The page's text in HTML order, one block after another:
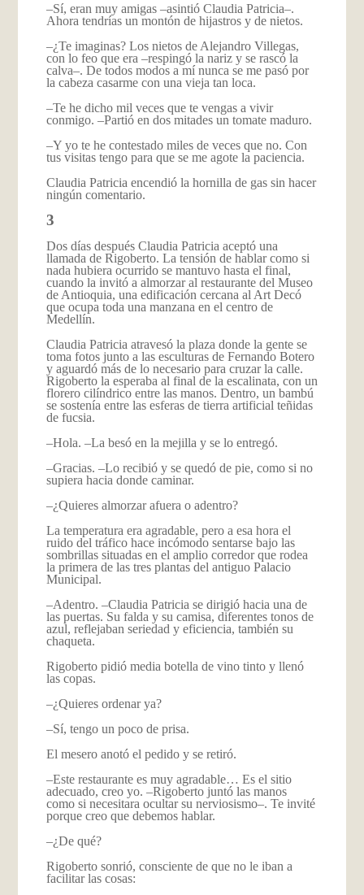
–Sí, eran muy amigas –asintió Claudia Patricia–.
Ahora tendrías un montón de hijastros y de nietos.
–¿Te imaginas? Los nietos de Alejandro Villegas,
con lo feo que era –respingó la nariz y se rascó la
calva–. De todos modos a mí nunca se me pasó por
la cabeza casarme con una vieja tan loca.
–Te he dicho mil veces que te vengas a vivir
conmigo. –Partió en dos mitades un tomate maduro.
–Y yo te he contestado miles de veces que no. Con
tus visitas tengo para que se me agote la paciencia.
Claudia Patricia encendió la hornilla de gas sin hacer
ningún comentario.
3
Dos días después Claudia Patricia aceptó una
llamada de Rigoberto. La tensión de hablar como si
nada hubiera ocurrido se mantuvo hasta el final,
cuando la invitó a almorzar al restaurante del Museo
de Antioquia, una edificación cercana al Art Decó
que ocupa toda una manzana en el centro de
Medellín.
Claudia Patricia atravesó la plaza donde la gente se
toma fotos junto a las esculturas de Fernando Botero
y aguardó más de lo necesario para cruzar la calle.
Rigoberto la esperaba al final de la escalinata, con un
florero cilíndrico entre las manos. Dentro, un bambú
se sostenía entre las esferas de tierra artificial teñidas
de fucsia.
–Hola. –La besó en la mejilla y se lo entregó.
–Gracias. –Lo recibió y se quedó de pie, como si no
supiera hacia donde caminar.
–¿Quieres almorzar afuera o adentro?
La temperatura era agradable, pero a esa hora el
ruido del tráfico hace incómodo sentarse bajo las
sombrillas situadas en el amplio corredor que rodea
la primera de las tres plantas del antiguo Palacio
Municipal.
–Adentro. –Claudia Patricia se dirigió hacia una de
las puertas. Su falda y su camisa, diferentes tonos de
azul, reflejaban seriedad y eficiencia, también su
chaqueta.
Rigoberto pidió media botella de vino tinto y llenó
las copas.
–¿Quieres ordenar ya?
–Sí, tengo un poco de prisa.
El mesero anotó el pedido y se retiró.
–Este restaurante es muy agradable… Es el sitio
adecuado, creo yo. –Rigoberto juntó las manos
como si necesitara ocultar su nerviosismo–. Te invité
porque creo que debemos hablar.
–¿De qué?
Rigoberto sonrió, consciente de que no le iban a
facilitar las cosas: